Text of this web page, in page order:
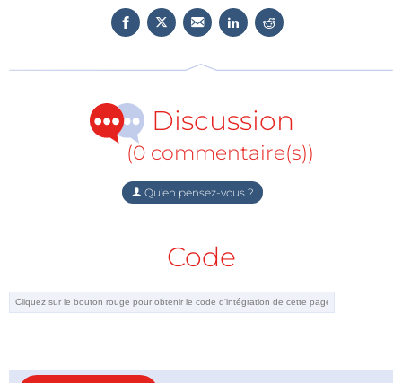
Tension entre 4,8 et 6 V | Consommation env. 50
Alimentation et commande par PC via USB
Sortie de ligne audio stéréo
Affichage du RDS
Recherche automatique des stations
Indication de la force du champ en dBμV
Commutation de gammes MA par diodes
Discussion
(0 commentaire(s))
Qu'en pensez-vous ?
Code